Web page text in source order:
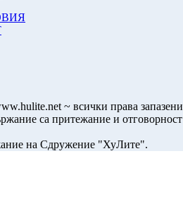
~ всички права
са притежание и
на Сдружение "ХуЛите".